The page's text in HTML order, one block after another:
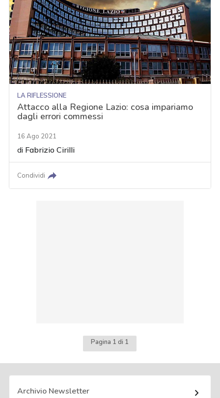
LA RIFLESSIONE
Attacco alla Regione Lazio: cosa impariamo
dagli errori commessi
16 Ago 2021
di Fabrizio Cirilli
Condividi
Pagina 1 di 1
Archivio Newsletter